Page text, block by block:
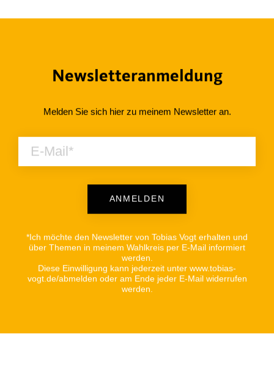
Newsletteranmeldung
Melden Sie sich hier zu meinem Newsletter an.
ANMELDEN
*Ich möchte den Newsletter von Tobias Vogt erhalten und
über Themen in meinem Wahlkreis per E-Mail informiert
werden.
Diese Einwilligung kann jederzeit unter www.tobias-
vogt.de/abmelden oder am Ende jeder E-Mail widerrufen
werden.